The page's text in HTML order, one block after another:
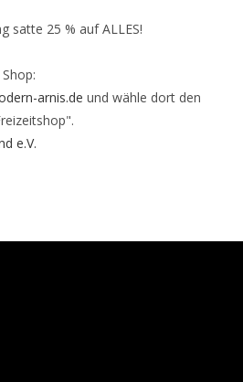
satte 25 % auf ALLES!
arnis.de und wähle dort den